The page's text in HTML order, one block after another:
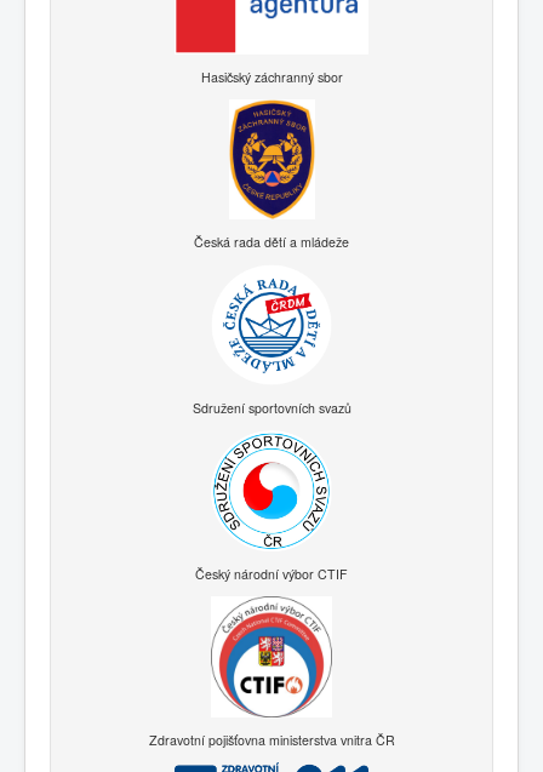
Hasičský záchranný sbor
Česká rada dětí a mládeže
Sdružení sportovních svazů
Český národní výbor CTIF
Zdravotní pojišťovna ministerstva vnitra ČR